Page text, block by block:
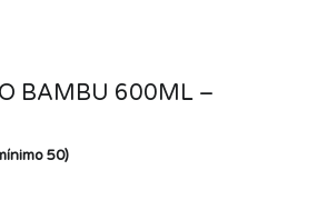
BAMBU 600ML –
50)